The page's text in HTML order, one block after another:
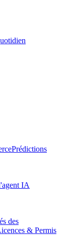
Prédictions
IA
des
& Permis